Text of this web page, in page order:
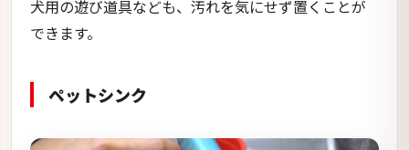
犬用の遊び道具なども、汚れを気にせず置くことが
できます。
ペットシンク